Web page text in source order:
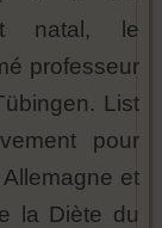
natal, le
professeur
List
pour
et
la Diète du